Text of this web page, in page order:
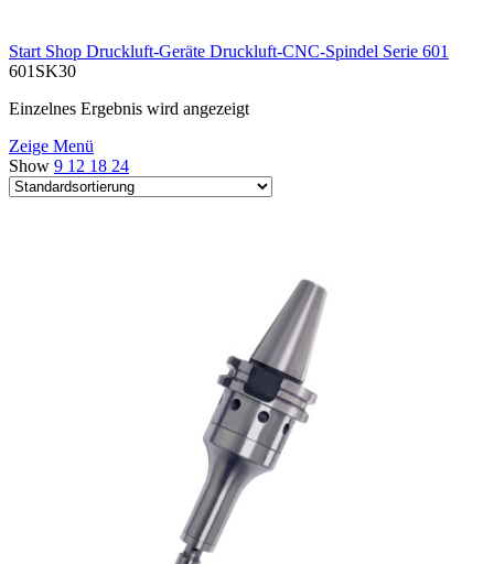
Start Shop Druckluft-Geräte Druckluft-CNC-Spindel Serie 601
601SK30
Einzelnes Ergebnis wird angezeigt
Zeige Menü
Show 9 12 18 24